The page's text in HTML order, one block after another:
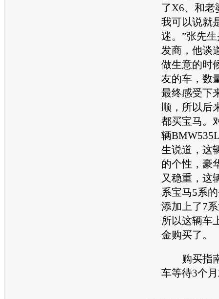
了X6、和
我可以说就
迷。”张先
发商，他谈
做生意的时
友的车，数
最终感受下
顺，所以后
都买宝马。
辆BMW5
生说道，这
的个性，豪
又稳重，这
系宝马5系
添加上了7系
所以这辆车
金购买了。
购买指南
车等待3个